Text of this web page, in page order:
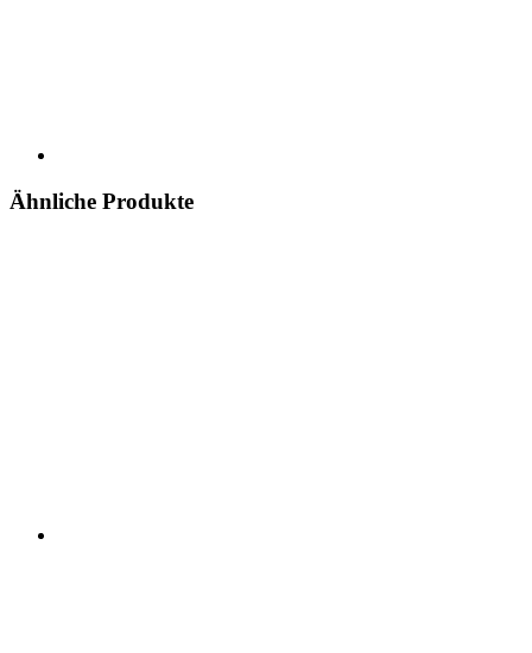
Ähnliche Produkte